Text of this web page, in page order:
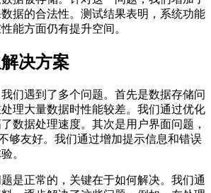
据的合法性。测试结果表明，系统功能
能方面仍有提升空间。
决方案
们遇到了多个问题。首先是数据存储问
理大量数据时性能较差。我们通过优化
数据处理速度。其次是用户界面问题，
够友好。我们通过增加提示信息和错误
。
是正常的，关键在于如何解决。我们通